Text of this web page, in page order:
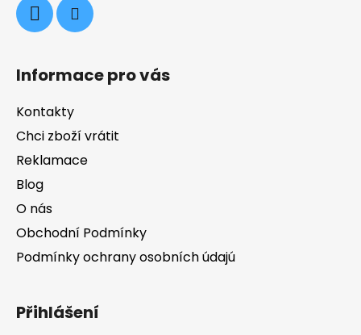
Informace pro vás
Kontakty
Chci zboží vrátit
Reklamace
Blog
O nás
Obchodní Podmínky
Podmínky ochrany osobních údajú
Přihlášení